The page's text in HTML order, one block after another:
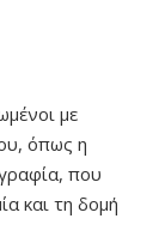
με
όπως η
που
και τη δομή